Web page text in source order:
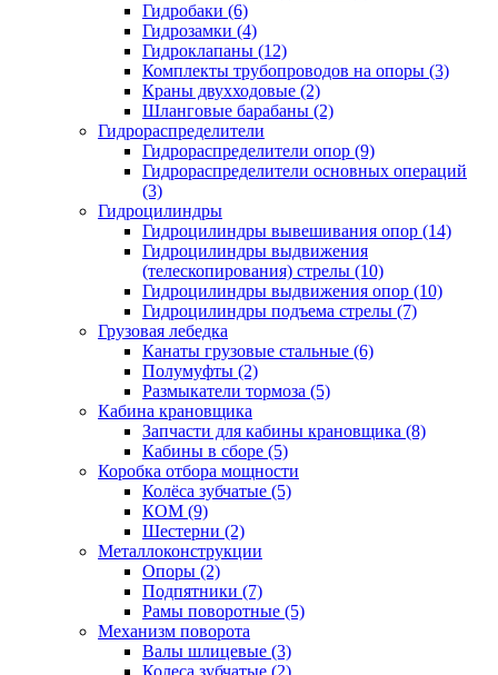
Гидробаки (6)
Гидрозамки (4)
Гидроклапаны (12)
Комплекты трубопроводов на опоры (3)
Краны двухходовые (2)
Шланговые барабаны (2)
Гидрораспределители
Гидрораспределители опор (9)
Гидрораспределители основных операций
(3)
Гидроцилиндры
Гидроцилиндры вывешивания опор (14)
Гидроцилиндры выдвижения
(телескопирования) стрелы (10)
Гидроцилиндры выдвижения опор (10)
Гидроцилиндры подъема стрелы (7)
Грузовая лебедка
Канаты грузовые стальные (6)
Полумуфты (2)
Размыкатели тормоза (5)
Кабина крановщика
Запчасти для кабины крановщика (8)
Кабины в сборе (5)
Коробка отбора мощности
Колёса зубчатые (5)
КОМ (9)
Шестерни (2)
Металлоконструкции
Опоры (2)
Подпятники (7)
Рамы поворотные (5)
Механизм поворота
Валы шлицевые (3)
Колеса зубчатые (2)